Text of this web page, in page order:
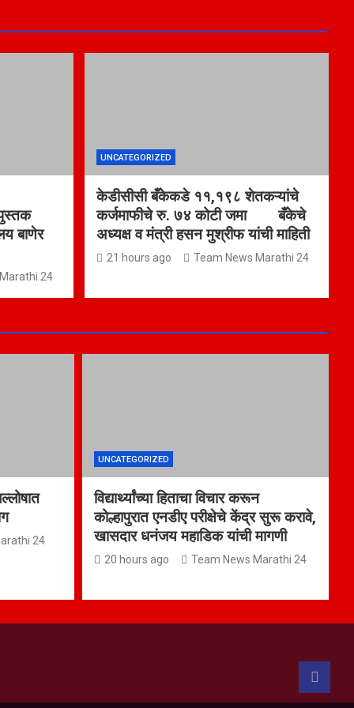
पुस्तक
बाणेर
24
UNCATEGORIZED
केडीसीसी बँकेकडे ११,१९८ शेतकऱ्यांचे
कर्जमाफीचे रु. ७४ कोटी जमा बँकेचे
अध्यक्ष व मंत्री हसन मुश्रीफ यांची माहिती
21 hours ago Team News Marathi 24
24
UNCATEGORIZED
विद्यार्थ्यांच्या हिताचा विचार करून
कोल्हापुरात एनडीए परीक्षेचे केंद्र सुरू करावे,
खासदार धनंजय महाडिक यांची मागणी
20 hours ago Team News Marathi 24